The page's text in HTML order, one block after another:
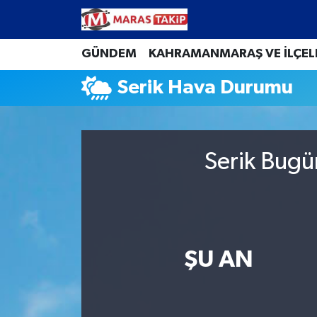
GÜNDEM KAHRAMANMARAŞ VE
Serik Hava Durumu
Serik
ŞU AN
Kahramanmaraş Nöbetçi Eczaneler
Kahramanmaraş Hava Durumu
Kahramanmaraş Trafik Yoğunluk Haritası